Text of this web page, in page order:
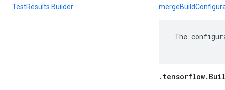
TestResults.Builder
The